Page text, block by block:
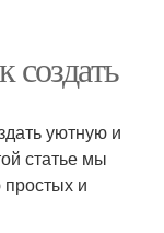
уютную и
статье мы
и